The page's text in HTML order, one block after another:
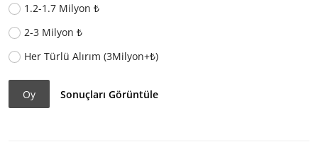
1.2-1.7 Milyon ₺
2-3 Milyon ₺
Her Türlü Alırım (3Milyon+₺)
Oy Sonuçları Görüntüle